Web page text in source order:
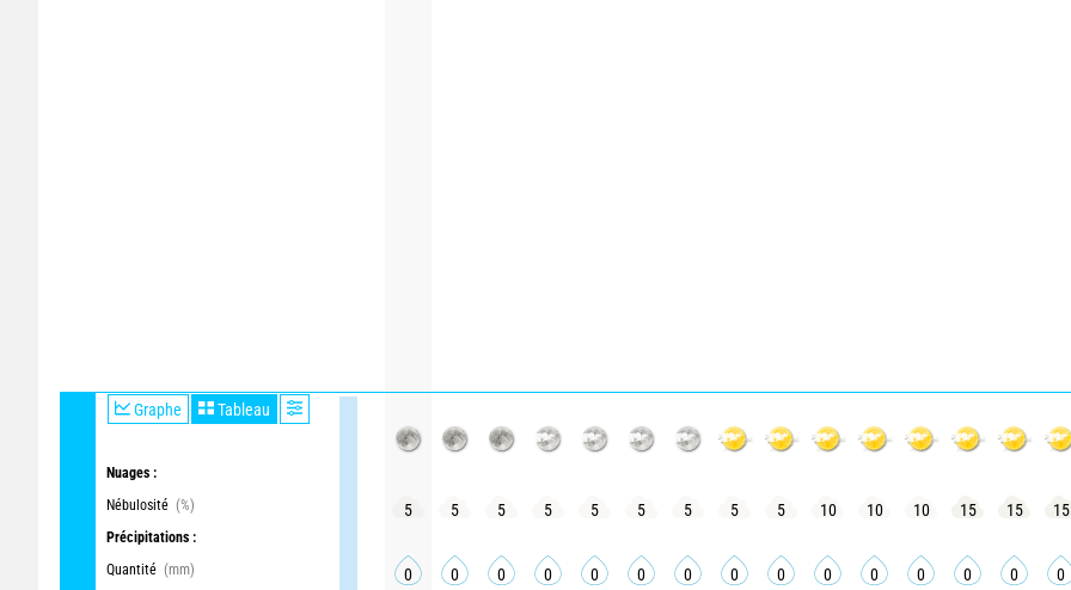
Graphe Tableau
Nuages :
Nébulosité (%)
Précipitations :
Quantité (mm)
5 5 5 5 5 5 5 5 5 10 10 10 15 15 15
0 0 0 0 0 0 0 0 0 0 0 0 0 0 0